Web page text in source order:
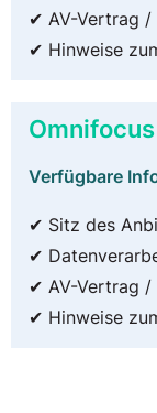
✔ AV-Vertrag /
✔ Hinweise
Omnifocus
Verfügbare
✔ Sitz des
✔
✔ AV-Vertrag /
✔ Hinweise